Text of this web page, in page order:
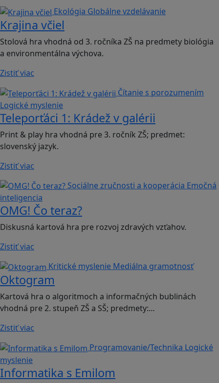
Ekológia Globálne vzdelávanie
Krajina včiel
Stolová hra vhodná od 3. ročníka ZŠ na predmety biológia
a environmentálna výchova.
Zistiť viac
Čítanie s porozumením
Logické myslenie
Teleporťáci 1: Krádež v galérii
Print & play hra vhodná pre 3. ročník ZŠ; predmet:
slovenský jazyk.
Zistiť viac
Sociálne zručnosti a kooperácia Emočná
inteligencia
OMG! Čo teraz?
Diskusná kartová hra pre rozvoj zdravých vzťahov.
Zistiť viac
Kritické myslenie Mediálna gramotnosť
Oktogram
Kartová hra o algoritmoch a informačných bublinách
vhodná pre 2. stupeň ZŠ a SŠ; predmety:…
Zistiť viac
Programovanie/Technika Logické
myslenie
Informatika s Emilom